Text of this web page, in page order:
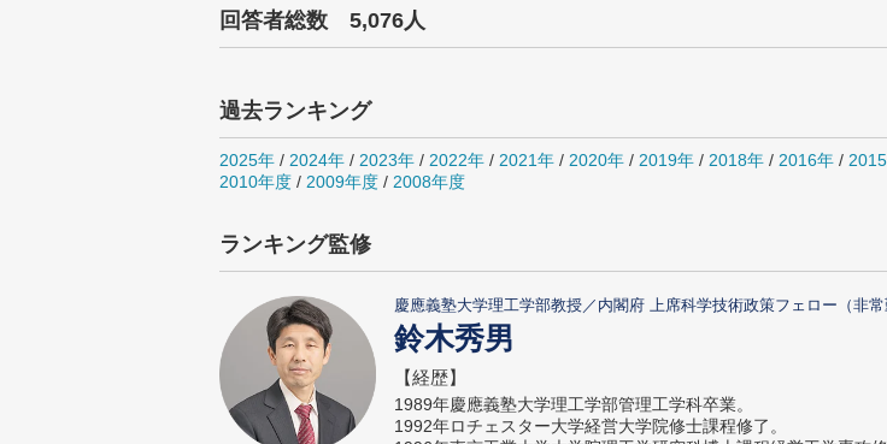
回答者総数 5,076人
過去ランキング
2025年 / 2024年 / 2023年 / 2022年 / 2021年 / 2020年 / 2019年 / 2018年 / 2016年 /
2010年度 / 2009年度 / 2008年度
ランキング監修
慶應義塾大学理工学部教授／内閣府 上席科学技術政策フェロー（非常
鈴木秀男
【経歴】
1989年慶應義塾大学理工学部管理工学科卒業。
1992年ロチェスター大学経営大学院修士課程修了。